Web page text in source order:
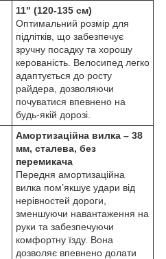
11" (120-135 см)
Оптимальний розмір для
підлітків, що забезпечує
зручну посадку та хорошу
керованість. Велосипед легко
адаптується до росту
райдера, дозволяючи
почуватися впевнено на
будь-якій дорозі.
Амортизаційна вилка – 38
мм, сталева, без
перемикача
Передня амортизаційна
вилка пом’якшує удари від
нерівностей дороги,
зменшуючи навантаження на
руки та забезпечуючи
комфортну їзду. Вона
дозволяє впевнено долати